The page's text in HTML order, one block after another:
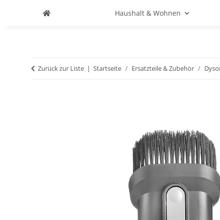
Haushalt & Wohnen
Zurück zur Liste Startseite Ersatzteile & Zubehör